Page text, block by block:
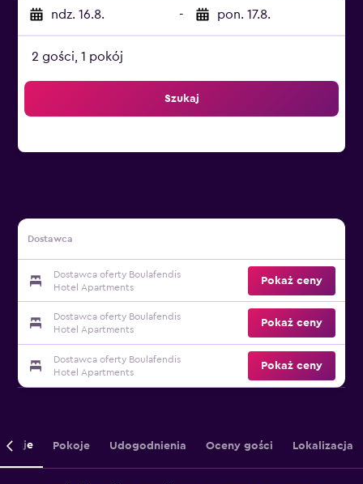
ndz. 16.8. - pon. 17.8.
2 gości, 1 pokój
Szukaj
Dostawca
Dostawca oferty Boulafendis
Hotel Apartments
Pokaż ceny
Dostawca oferty Boulafendis
Hotel Apartments
Pokaż ceny
Dostawca oferty Boulafendis
Hotel Apartments
Pokaż ceny
Pokoje Udogodnienia Oceny gości Lokalizacja